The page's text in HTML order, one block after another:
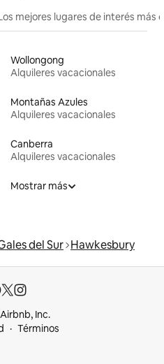
mejores lugares de interés más
Wollongong
Alquileres vacacionales
Montañas Azules
Alquileres vacacionales
Canberra
Alquileres vacacionales
Mostrar más
del Sur Hawkesbury
Inc.
Términos